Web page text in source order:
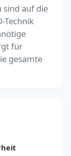
sind auf die
Technik
für
gesamte